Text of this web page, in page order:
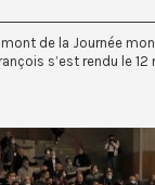
de la Journée
s’est rendu le